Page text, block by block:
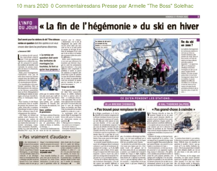
10 mars 2020 0 Commentairesdans Presse par Armelle "The Boss" Solelhac